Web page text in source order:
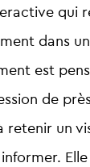
qui
dans
est
de
un